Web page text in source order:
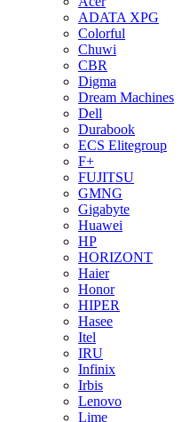
ADATA XPG
Colorful
Chuwi
CBR
Digma
Dream Machines
Dell
Durabook
ECS Elitegroup
F+
FUJITSU
GMNG
Gigabyte
Huawei
HP
HORIZONT
Haier
Honor
HIPER
Hasee
Itel
IRU
Infinix
Irbis
Lenovo
Lime